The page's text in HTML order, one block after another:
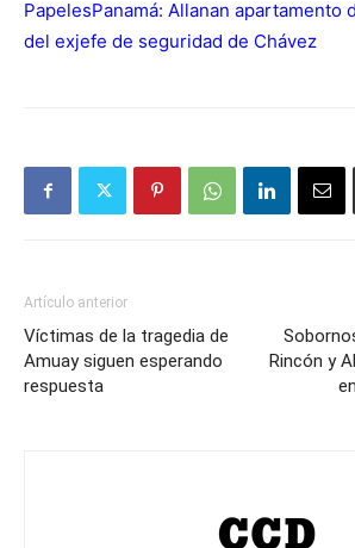
PapelesPanamá: Allanan apartamento
del exjefe de seguridad de Chávez
Artículo anterior
Víctimas de la tragedia de
Amuay siguen esperando
respuesta
Rincón y